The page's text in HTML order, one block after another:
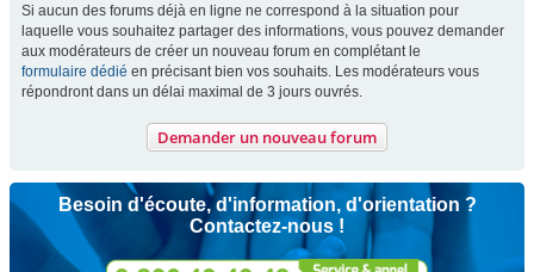
Si aucun des forums déjà en ligne ne correspond à la situation pour
laquelle vous souhaitez partager des informations, vous pouvez demander
aux modérateurs de créer un nouveau forum en complétant le
formulaire dédié en précisant bien vos souhaits. Les modérateurs vous
répondront dans un délai maximal de 3 jours ouvrés.
Demander un nouveau forum
Besoin d'écoute, d'information, d'orientation ?
Contactez-nous !